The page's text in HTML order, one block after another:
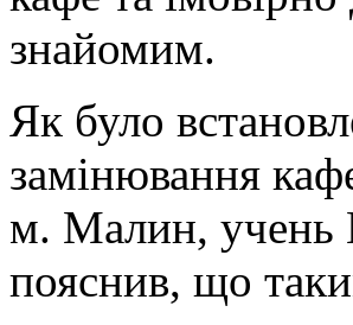
знайомим.
Як було
замінювання
м. Малин, учень
пояснив, що